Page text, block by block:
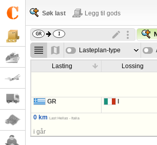
Søk last Legg til gods
Lasteplan-type
Lasting Lossing
GR
0 km
Last Hellas - Italia
i går